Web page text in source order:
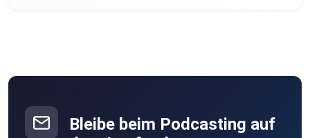
Bleibe beim Podcasting auf